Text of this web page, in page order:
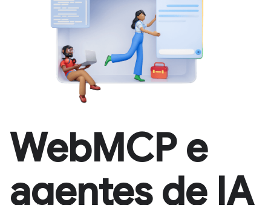
WebMCP e
agentes de IA